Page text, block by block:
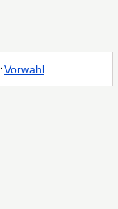
·Vorwahl